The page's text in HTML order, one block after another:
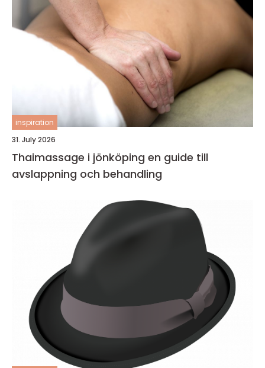
inspiration
31. July 2026
Thaimassage i jönköping en guide till
avslappning och behandling